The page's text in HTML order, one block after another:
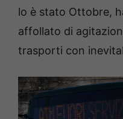
lo è stato Ottobre,
affollato di
trasporti con